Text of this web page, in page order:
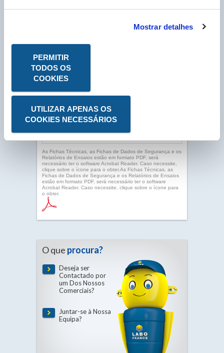
Mostrar detalhes
PERMITIR
TODOS OS
COOKIES
UTILIZAR APENAS OS
COOKIES NECESSÁRIOS
As Fichas Técnicas, as Fichas de Dados de Segurança e os
Relatórios de Ensaios estão em formato PDF, será
necessário ter o software Acrobat Reader. Caso necessite,
clique sobre o ícone para o obter.As Fichas Técnicas, as
Fichas de Dados de Segurança e os Relatórios de Ensaios
estão em formato PDF, será necessário ter o software
Acrobat Reader. Caso necessite, clique sobre o ícone para
o obter.
O que procura?
Deseja ser
Contactado por
um Dos Nossos
Comerciais?
Juntar-se à Nossa
Equipa?